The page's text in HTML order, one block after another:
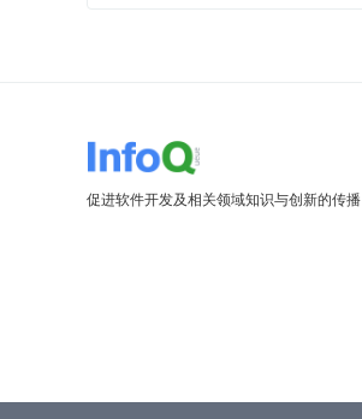
促进软件开发及相关领域知识与创新的传播